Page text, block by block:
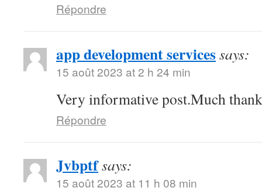
Répondre
app development servicessays:
15 août 2023 at 2 h 24 min
Very informative post.Much
Répondre
Jvbptfsays:
15 août 2023 at 11 h 08 min